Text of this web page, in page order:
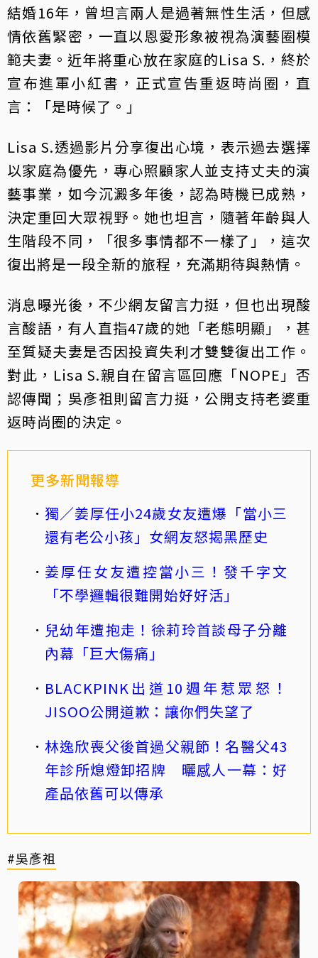
結婚16年，曾坦言兩人是過著無性生活，但感
情依舊緊密，一直以恩愛形象被視為演藝圈模
範夫妻。近年將重心放在家庭的Lisa S.，終於
宣布進軍小紅書，正式宣告重返時尚圈，直
言：「是時候了。」
Lisa S.透過影片分享復出心境，表示過去選擇
以家庭為優先，專心照顧家人並支持丈夫的演
藝事業，如今沉澱多年後，認為時機已成熟，
決定重回大眾視野。她也坦言，隨著年齡與人
生階段不同，「很多事情都不一樣了」，這次
復出將是一段全新的旅程，充滿期待與熱情。
消息曝光後，不少網友留言力挺，但也出現酸
言酸語，有人直指47歲的她「老態明顯」，甚
至質疑夫妻是否因投資失利才雙雙復出工作。
對此，Lisa S.親自在留言區回應「NOPE」否
認傳聞；吳彥祖則留言力挺，公開支持老婆重
返時尚圈的決定。
更多新聞報導
獨／姜厚任小24歲女友遭爆「當小三
還有老公小孩」女網友怒揭黑歷史
姜厚任女友遭控當小三！發千字文
「不學邏輯很難開始好好活」
兒幼年遭抱走！徐莉玲首談母子分離
內幕「巨大傷痛」
BLACKPINK出道10週年惹眾怒！
JISOO公開道歉：讓你們失望了
林逸欣喪父後首過父親節！名醫父43
年診所熄燈卸招牌 曬感人一幕：好
產品依舊可以傳承
#吳彥祖